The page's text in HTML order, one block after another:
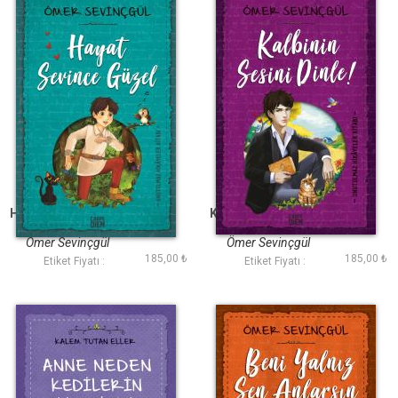
Hayat Sevince Güzel
Ömer Sevinçgül
Etiket Fiyatı : 185,00 ₺
Kalbinin Sesini Dinle
Ömer Sevinçgül
Etiket Fiyatı : 185,00 ₺